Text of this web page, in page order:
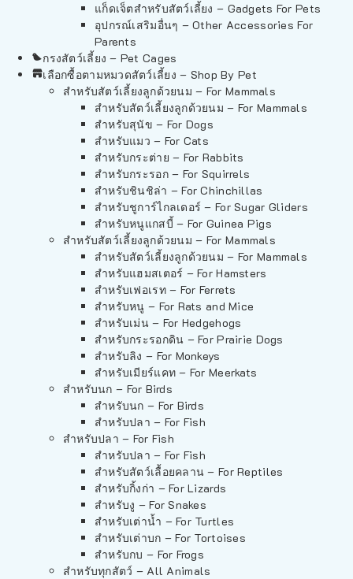
แก็ดเจ็ตสำหรับสัตว์เลี้ยง – Gadgets For Pets
อุปกรณ์เสริมอื่นๆ – Other Accessories For
Parents
กรงสัตว์เลี้ยง – Pet Cages
เลือกซื้อตามหมวดสัตว์เลี้ยง – Shop By Pet
สำหรับสัตว์เลี้ยงลูกด้วยนม – For Mammals
สำหรับสัตว์เลี้ยงลูกด้วยนม – For Mammals
สำหรับสุนัข – For Dogs
สำหรับแมว – For Cats
สำหรับกระต่าย – For Rabbits
สำหรับกระรอก – For Squirrels
สำหรับชินชิล่า – For Chinchillas
สำหรับชูการ์ไกลเดอร์ – For Sugar Gliders
สำหรับหนูแกสบี้ – For Guinea Pigs
สำหรับสัตว์เลี้ยงลูกด้วยนม – For Mammals
สำหรับสัตว์เลี้ยงลูกด้วยนม – For Mammals
สำหรับแฮมสเตอร์ – For Hamsters
สำหรับเฟอเรท – For Ferrets
สำหรับหนู – For Rats and Mice
สำหรับเม่น – For Hedgehogs
สำหรับกระรอกดิน – For Prairie Dogs
สำหรับลิง – For Monkeys
สำหรับเมียร์แคท – For Meerkats
สำหรับนก – For Birds
สำหรับนก – For Birds
สำหรับปลา – For Fish
สำหรับปลา – For Fish
สำหรับปลา – For Fish
สำหรับสัตว์เลื้อยคลาน – For Reptiles
สำหรับกิ้งก่า – For Lizards
สำหรับงู – For Snakes
สำหรับเต่าน้ำ – For Turtles
สำหรับเต่าบก – For Tortoises
สำหรับกบ – For Frogs
สำหรับทุกสัตว์ – All Animals